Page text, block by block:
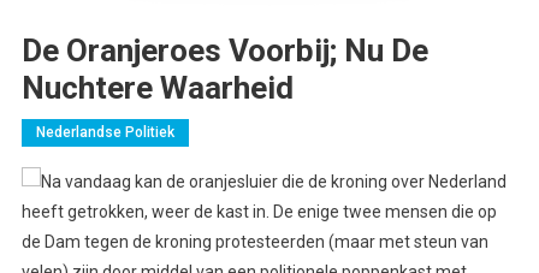
De Oranjeroes Voorbij; Nu De
Nuchtere Waarheid
Nederlandse Politiek
Na vandaag kan de oranjesluier die de kroning over Nederland
heeft getrokken, weer de kast in. De enige twee mensen die op
de Dam tegen de kroning protesteerden (maar met steun van